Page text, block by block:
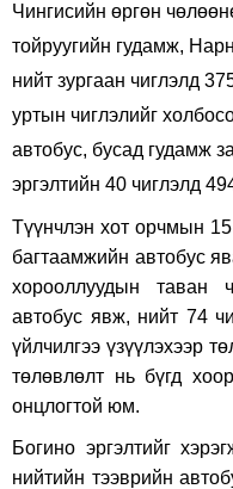
Чингисийн өргөн
тойруугийн гудамж,
нийт зургаан чиглэлд
уртын чиглэлийг
автобус, бусад гудамж
эргэлтийн 40 чиглэлд
Түүнчлэн хот орчмын
багтаамжийн автобус
хорооллуудын таван
автобус явж, нийт 74
үйлчилгээ үзүүлэхээр
төлөвлөлт нь бүгд
онцлогтой юм.
Богино эргэлтийг
нийтийн тээврийн